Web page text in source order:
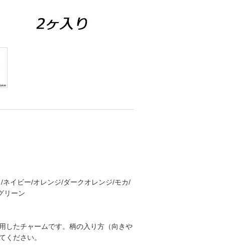
イビー/オレンジ/ダークオレンジ/モカ/
リーン
したチャームです。柄の入り方（向きや
ください。